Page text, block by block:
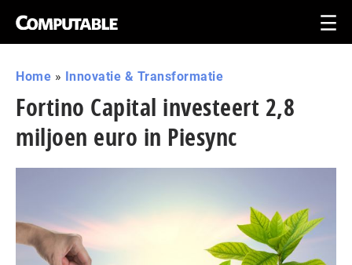
Home » Innovatie & Transformatie
Fortino Capital investeert 2,8
miljoen euro in Piesync